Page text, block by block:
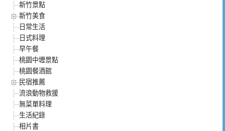
新竹景點
新竹美食
日常生活
日式料理
早午餐
桃園中壢景點
桃園餐酒館
民宿推薦
流浪動物救援
無菜單料理
生活紀錄
相片書